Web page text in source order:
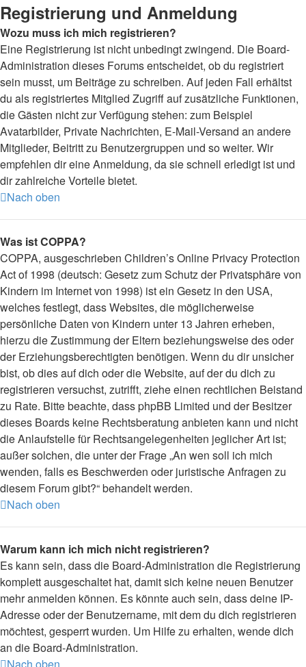
Registrierung und Anmeldung
Wozu muss ich mich registrieren?
Eine Registrierung ist nicht unbedingt zwingend. Die Board-
Administration dieses Forums entscheidet, ob du registriert
sein musst, um Beiträge zu schreiben. Auf jeden Fall erhältst
du als registriertes Mitglied Zugriff auf zusätzliche Funktionen,
die Gästen nicht zur Verfügung stehen: zum Beispiel
Avatarbilder, Private Nachrichten, E-Mail-Versand an andere
Mitglieder, Beitritt zu Benutzergruppen und so weiter. Wir
empfehlen dir eine Anmeldung, da sie schnell erledigt ist und
dir zahlreiche Vorteile bietet.
Nach oben
Was ist COPPA?
COPPA, ausgeschrieben Children’s Online Privacy Protection
Act of 1998 (deutsch: Gesetz zum Schutz der Privatsphäre von
Kindern im Internet von 1998) ist ein Gesetz in den USA,
welches festlegt, dass Websites, die möglicherweise
persönliche Daten von Kindern unter 13 Jahren erheben,
hierzu die Zustimmung der Eltern beziehungsweise des oder
der Erziehungsberechtigten benötigen. Wenn du dir unsicher
bist, ob dies auf dich oder die Website, auf der du dich zu
registrieren versuchst, zutrifft, ziehe einen rechtlichen Beistand
zu Rate. Bitte beachte, dass phpBB Limited und der Besitzer
dieses Boards keine Rechtsberatung anbieten kann und nicht
die Anlaufstelle für Rechtsangelegenheiten jeglicher Art ist;
außer solchen, die unter der Frage „An wen soll ich mich
wenden, falls es Beschwerden oder juristische Anfragen zu
diesem Forum gibt?“ behandelt werden.
Nach oben
Warum kann ich mich nicht registrieren?
Es kann sein, dass die Board-Administration die Registrierung
komplett ausgeschaltet hat, damit sich keine neuen Benutzer
mehr anmelden können. Es könnte auch sein, dass deine IP-
Adresse oder der Benutzername, mit dem du dich registrieren
möchtest, gesperrt wurden. Um Hilfe zu erhalten, wende dich
an die Board-Administration.